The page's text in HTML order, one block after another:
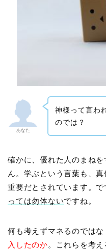
あなた
神様って言わ
のでは？
確かに、優れた人のまね
ん。学ぶという言葉も、
重要だとされています。で
っては勿体ないですね。
何も考えずマネるのではな
入したのか。これらを考